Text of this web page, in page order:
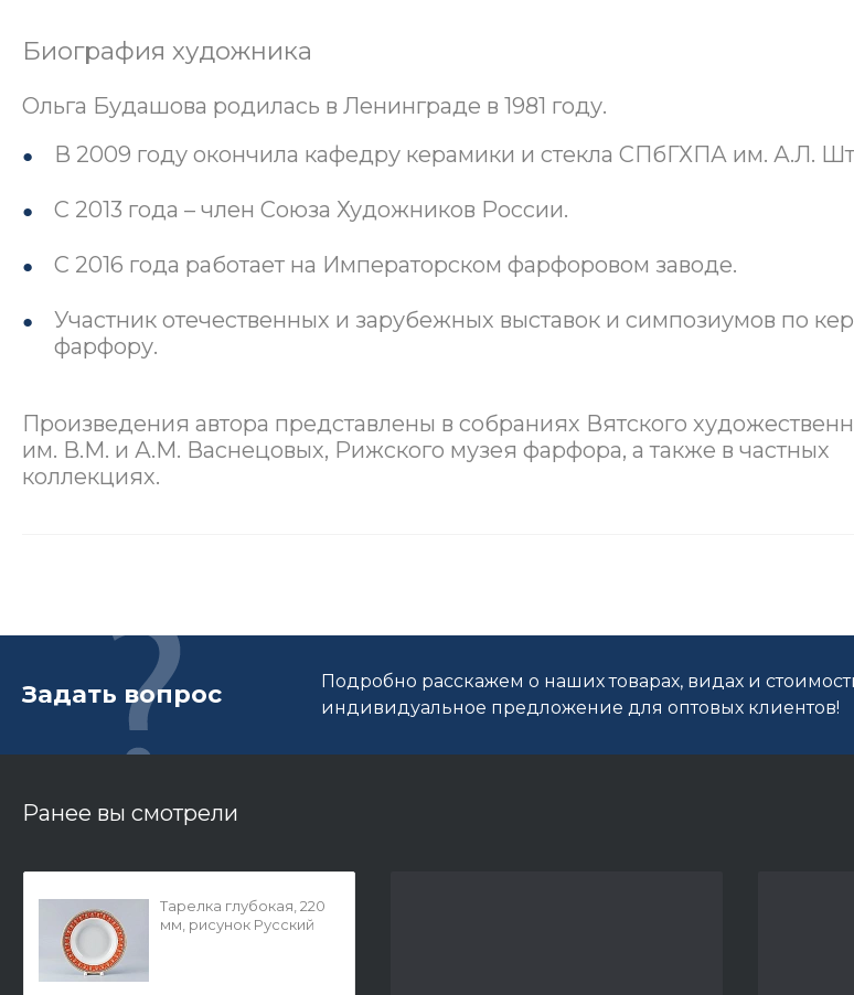
Биография художника
Ольга Будашова родилась в Ленинграде в 1981 году.
В 2009 году окончила кафедру керамики и стекла СПбГХПА им. А.Л.
С 2013 года – член Союза Художников России.
С 2016 года работает на Императорском фарфоровом заводе.
Участник отечественных и зарубежных выставок и симпозиумов по
фарфору.
Произведения автора представлены в собраниях Вятского
им. В.М. и А.М. Васнецовых, Рижского музея фарфора, а также в частных
коллекциях.
Задать вопрос
Подробно расскажем о наших товарах, видах и
индивидуальное предложение для оптовых клиентов!
Ранее вы смотрели
Тарелка глубокая, 220
мм, рисунок Русский